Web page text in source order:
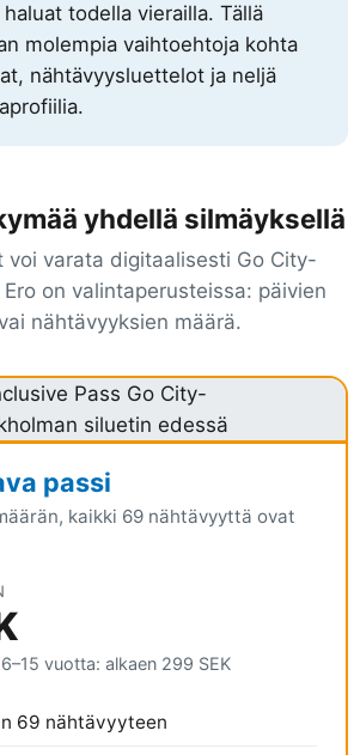
todella vierailla. Tällä
molempia vaihtoehtoja kohta
nähtävyysluettelot ja neljä
yhdellä silmäyksellä
voi varata digitaalisesti Go City-
on valintaperusteissa: päivien
nähtävyyksien määrä.
passi
kaikki 69 nähtävyyttä ovat
vuotta: alkaen 299 SEK
69 nähtävyyteen